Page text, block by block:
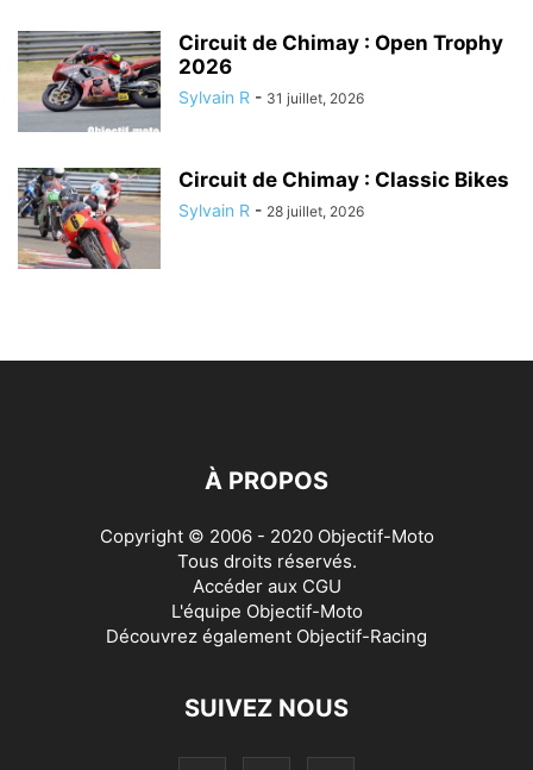
Circuit de Chimay : Open Trophy
2026
Sylvain R - 31 juillet, 2026
Circuit de Chimay : Classic Bikes
Sylvain R - 28 juillet, 2026
À PROPOS
Copyright © 2006 - 2020 Objectif-Moto
Tous droits réservés.
Accéder aux CGU
L'équipe Objectif-Moto
Découvrez également Objectif-Racing
SUIVEZ NOUS